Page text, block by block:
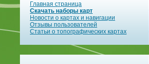
Главная страница
Скачать наборы карт
Новости о картах и навигации
Отзывы пользователей
Статьи о топографических картах